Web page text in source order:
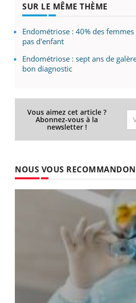
SUR LE MÊME THÈME
Endométriose : 40% des
pas d'enfant
Endométriose : sept ans de
bon diagnostic
Vous aimez cet article ?
Abonnez-vous à la
newsletter !
NOUS VOUS